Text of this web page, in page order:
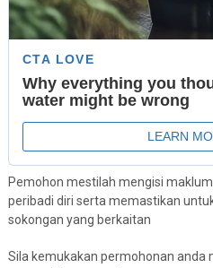
Pemohon mestilah mengisi
peribadi diri serta memastikan
sokongan yang berkaitan
Sila kemukakan permohonan anda